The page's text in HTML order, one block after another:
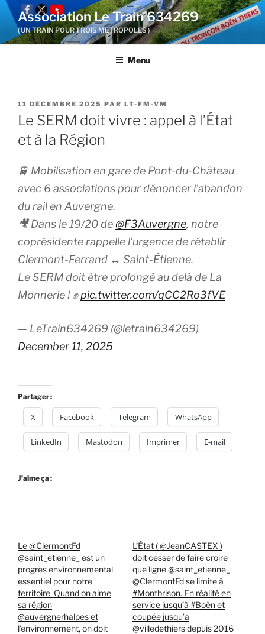
Aller
contenu
Association Le Train 634269
( UN TRAIN POUR TROIS METROPOLES )
Menu
PUBLIÉ
LE
11 DÉCEMBRE 2025 PAR LT-FM-VM
Le SERM doit vivre : appel à l’État
et à la Région
🚆 Mobilisation en gare de Pont-du-Château
avec 6 associations pour dénoncer l’abandon
du rail en Auvergne.
🎥 Dans le 19/20 de@F3Auvergne, notre
coprésidente rappelle l’urgence de rétablir
Clermont-Ferrand ↔ Saint-Étienne.
Le SERM doit être prolongé au delà de La
Monnerie ! ✊pic.twitter.com/qCC2Ro3fVE
— LeTrain634269 (@letrain634269)
December 11, 2025
Partager :
X Facebook Telegram WhatsApp
LinkedIn Mastodon Imprimer E-mail
J’aime ça :
Le @ClermontFd
@saint_etienne_ est un
progrès environnemental
essentiel pour notre
territoire. Quand on aime
sa région
@auvergnerhalpes et
l’environnement, on doit
L’État ( @JeanCASTEX )
doit cesser de faire croire
que ligne @saint_etienne_
@ClermontFd se limite à
#Montbrison. En réalité en
service jusqu’à #Boën et
coupée jusqu’à
@villedethiers depuis 2016